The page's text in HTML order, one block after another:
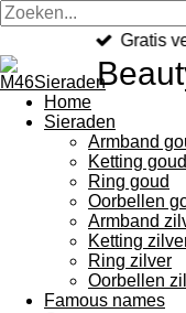
Gratis
Home
Sieraden
Armband
Ketting goud
Ring goud
Oorbellen
Armband
Ketting
Ring zilver
Oorbellen
Famous names